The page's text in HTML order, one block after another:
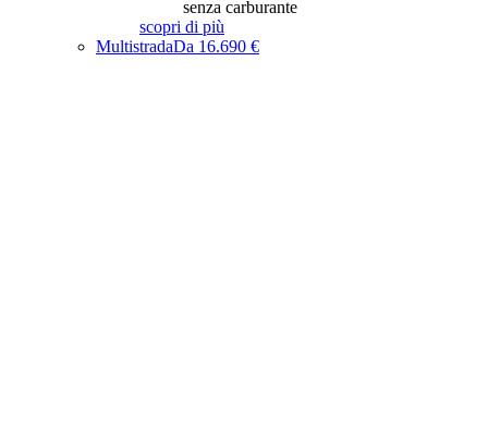
senza carburante
scopri di più
MultistradaDa 16.690 €